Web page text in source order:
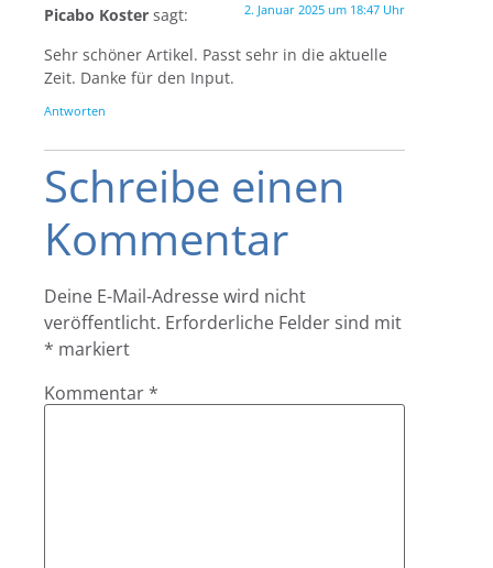
Picabo Koster sagt: 2. Januar 2025 um 18:47 Uhr
Sehr schöner Artikel. Passt sehr in die aktuelle
Zeit. Danke für den Input.
Antworten
Schreibe einen
Kommentar
Deine E-Mail-Adresse wird nicht
veröffentlicht. Erforderliche Felder sind mit
* markiert
Kommentar *